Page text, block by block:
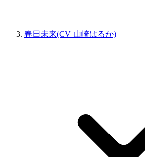
春日未来(CV 山崎はるか)